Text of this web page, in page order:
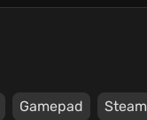
Gamepad Steam